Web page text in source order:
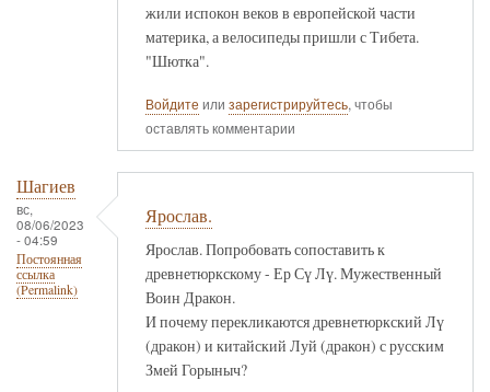
жили испокон веков в европейской части
материка, а велосипеды пришли с Тибета.
"Шютка".
Войдите или зарегистрируйтесь, чтобы
оставлять комментарии
Шагиев
вс,
08/06/2023
- 04:59
Постоянная
ссылка
(Permalink)
Ярослав.
Ярослав. Попробовать сопоставить к
древнетюркскому - Ер Сү Лү. Мужественный
Воин Дракон.
И почему перекликаются древнетюркский Лү
(дракон) и китайский Луй (дракон) с русским
Змей Горыныч?